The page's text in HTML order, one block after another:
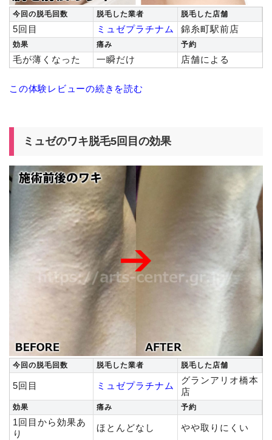
今回の脱毛回数 脱毛した業者 脱毛した店舗
5回目 ミュゼプラチナム 錦糸町駅前店
効果 痛み 予約
毛が薄くなった 一瞬だけ 店舗による
この体験レビューの続きを読む
ミュゼのワキ脱毛5回目の効果
今回の脱毛回数 脱毛した業者 脱毛した店舗
5回目 ミュゼプラチナム
グランアリオ橋本
店
効果 痛み 予約
1回目から効果あ
り
ほとんどなし やや取りにくい